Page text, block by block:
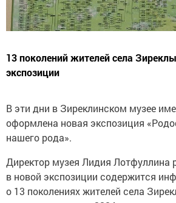
13 поколений жителей села
экспозиции
В эти дни в Зиреклинском музее
оформлена новая экспозиция
нашего рода».
Директор музея Лидия Лотфуллина
в новой экспозиции содержится
о 13 поколениях жителей села